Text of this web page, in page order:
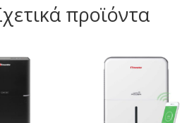
προϊόντα